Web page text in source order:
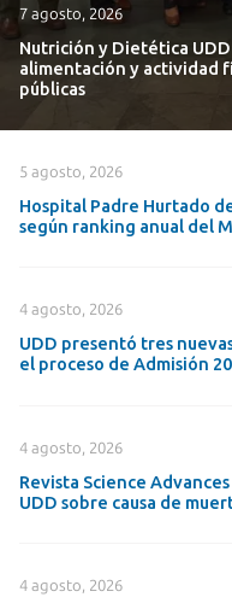
7 agosto, 2026
Nutrición y Dietética
alimentación y actividad
públicas
5 agosto, 2026
Hospital Padre Hurtado
según ranking anual del
4 agosto, 2026
UDD presentó tres
el proceso de Admisión
4 agosto, 2026
Revista Science
UDD sobre causa de
4 agosto, 2026